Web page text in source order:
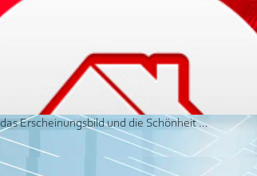
Erscheinungsbild und die Schönheit …